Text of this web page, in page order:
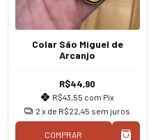
Colar São Miguel de
Arcanjo
R$44,90
R$43,55 com Pix
2 x de R$22,45 sem juros
COMPRAR